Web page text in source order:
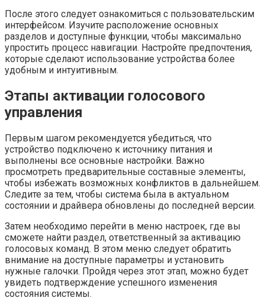
После этого следует ознакомиться с пользовательским
интерфейсом. Изучите расположение основных
разделов и доступные функции, чтобы максимально
упростить процесс навигации. Настройте предпочтения,
которые сделают использование устройства более
удобным и интуитивным.
Этапы активации голосового
управления
Первым шагом рекомендуется убедиться, что
устройство подключено к источнику питания и
выполнены все основные настройки. Важно
просмотреть предварительные составные элементы,
чтобы избежать возможных конфликтов в дальнейшем.
Следите за тем, чтобы система была в актуальном
состоянии и драйвера обновлены до последней версии.
Затем необходимо перейти в меню настроек, где вы
сможете найти раздел, ответственный за активацию
голосовых команд. В этом меню следует обратить
внимание на доступные параметры и установить
нужные галочки. Пройдя через этот этап, можно будет
увидеть подтверждение успешного изменения
состояния системы.